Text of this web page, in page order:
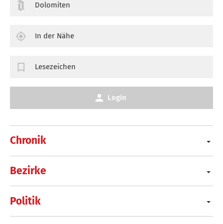
Chronik
Bezirke
Politik
Dolomiten
In der Nähe
Lesezeichen
Login